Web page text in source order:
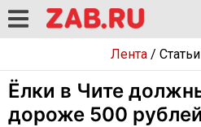
Лента/ Статьи
Ёлки в Чите
дороже 500 рублей